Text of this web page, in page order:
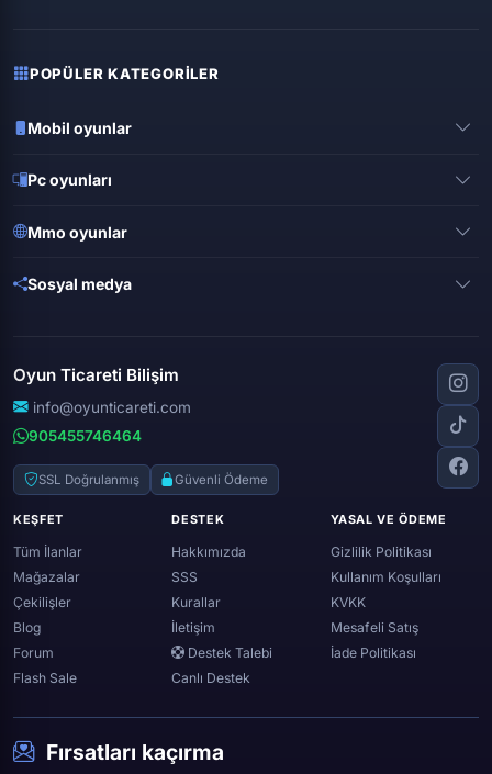
POPÜLER KATEGORILER
Mobil oyunlar
Mobile legends
Free fire
Minecraft
Pc oyunları
Gta online
Lost ark
World of warcraft
Zula
Mmo oyunlar
Wolfteam
Black desert online
Genshin ımpact
Sosyal medya
Discord
Youtube
Twitter (x)
Spotify
Oyun Ticareti Bilişim
info@oyunticareti.com
905455746464
SSL Doğrulanmış Güvenli Ödeme
KEŞFET
Tüm İlanlar
Mağazalar
Çekilişler
Blog
Forum
Flash Sale
DESTEK
Hakkımızda
SSS
Kurallar
İletişim
Destek Talebi
Canlı Destek
YASAL VE ÖDEME
Gizlilik Politikası
Kullanım Koşulları
KVKK
Mesafeli Satış
İade Politikası
Fırsatları kaçırma